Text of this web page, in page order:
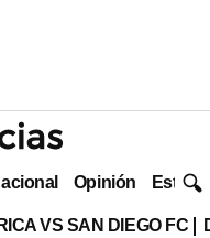
Opinión Estilo
VS SAN DIEGO FC